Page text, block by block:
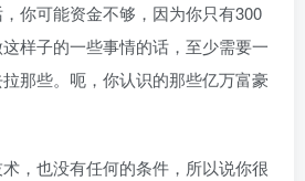
你可能资金不够，因为你只有300
样子的一些事情的话，至少需要一
那些。呃，你认识的那些亿万富豪
，也没有任何的条件，所以说你很